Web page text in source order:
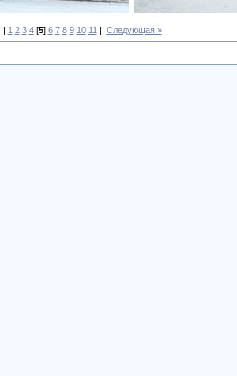
1 2 3 4[5] 6 7 8 9 10 11 | Следующая »